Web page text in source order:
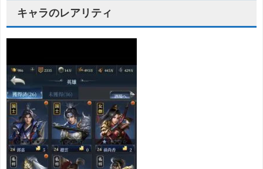
キャラのレアリティ